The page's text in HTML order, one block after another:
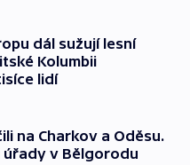
dál sužují lesní
Kolumbii
lidí
na Charkov a Oděsu.
úřady v Bělgorodu